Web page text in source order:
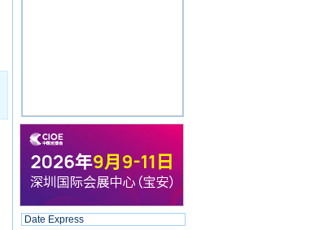
Date Express